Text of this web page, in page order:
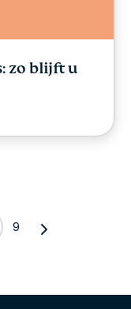
zo blijft u
9